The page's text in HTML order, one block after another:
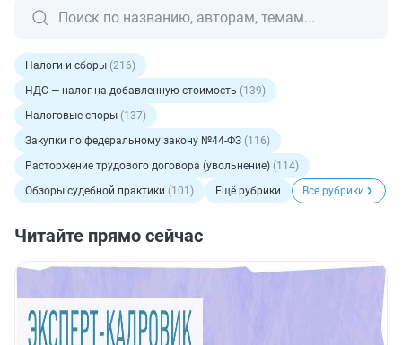
Налоги и сборы (216)
НДС — налог на добавленную стоимость (139)
Налоговые споры (137)
Закупки по федеральному закону №44-ФЗ (116)
Расторжение трудового договора (увольнение) (114)
Обзоры судебной практики (101) Ещё рубрики Все рубрики
Читайте прямо сейчас